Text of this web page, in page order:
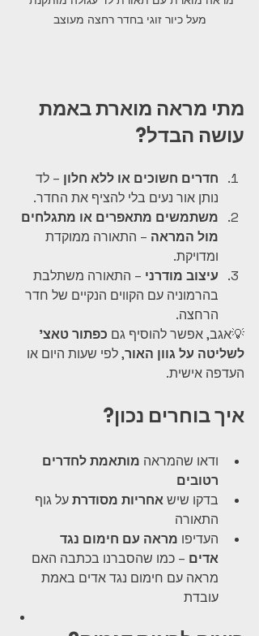
מעל כיור זוגי בחדר רחצה מעוצב
מתי מראה מוארת באמת
עושה הבדל?
חדרים חשוכים או ללא חלון – לד
נותן אור נעים בלי להציף את החדר.
משתמשים מתאפרים או מתגלחים
מול המראה – התאורה ממוקדת
ומדויקת.
עיצוב מודרני – התאורה משתלבת
בהרמוניה עם הקווים הנקיים של חדר
הרחצה.
💡אגב, אפשר להוסיף גם כפתור טאצ'
לשליטה על גוון האור, לפי שעות היום או
העדפה אישית.
איך בוחרים נכון?
ודאו שהמראה מותאמת לחדרים
רטובים
בדקו שיש אחריות מסודרת על גוף
התאורה
העדיפו מראה עם חימום נגד
אדים – כמו שהסברנו בכתבה האם
מראה עם חימום נגד אדים באמת
עובדת